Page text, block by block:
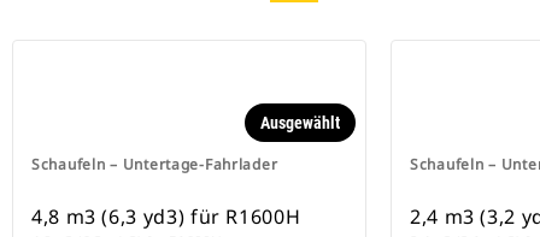
Schaufeln – Untertage-Fahrlader
Ausgewählt
4,8 m3 (6,3 yd3) für R1600H
Schaufeln –
2,4 m3 (3,2